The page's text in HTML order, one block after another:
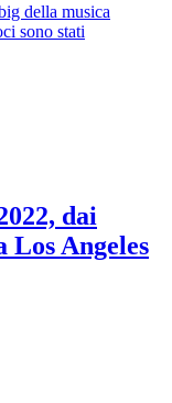
della musica
sono stati
dai
Los Angeles